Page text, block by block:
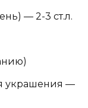
— 2-3 ст.л.
украшения —